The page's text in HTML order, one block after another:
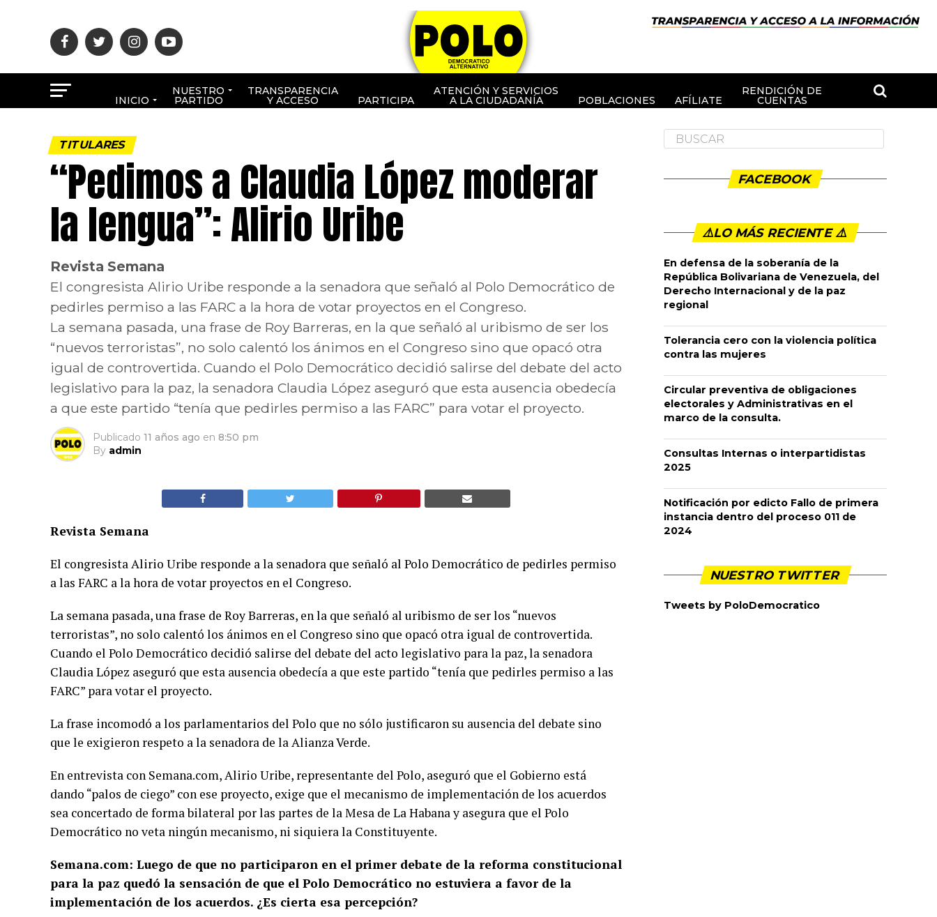
INICIO
NUESTRO
PARTIDO
TRANSPARENCIA
Y ACCESO PARTICIPA
ATENCIÓN Y SERVICIOS
A LA CIUDADANÍA POBLACIONES AFÍLIATE
RENDICIÓN DE
CUENTAS
TITULARES
“Pedimos a Claudia López moderar
la lengua”: Alirio Uribe
Revista Semana
El congresista Alirio Uribe responde a la senadora que señaló al Polo Democrático de
pedirles permiso a las FARC a la hora de votar proyectos en el Congreso.
La semana pasada, una frase de Roy Barreras, en la que señaló al uribismo de ser los
“nuevos terroristas”, no solo calentó los ánimos en el Congreso sino que opacó otra
igual de controvertida. Cuando el Polo Democrático decidió salirse del debate del acto
legislativo para la paz, la senadora Claudia López aseguró que esta ausencia obedecía
a que este partido “tenía que pedirles permiso a las FARC” para votar el proyecto.
Publicado 11 años ago en 8:50 pm
By admin
Revista Semana
El congresista Alirio Uribe responde a la senadora que señaló al Polo Democrático de pedirles permiso
a las FARC a la hora de votar proyectos en el Congreso.
La semana pasada, una frase de Roy Barreras, en la que señaló al uribismo de ser los “nuevos
terroristas”, no solo calentó los ánimos en el Congreso sino que opacó otra igual de controvertida.
Cuando el Polo Democrático decidió salirse del debate del acto legislativo para la paz, la senadora
Claudia López aseguró que esta ausencia obedecía a que este partido “tenía que pedirles permiso a las
FARC” para votar el proyecto.
La frase incomodó a los parlamentarios del Polo que no sólo justificaron su ausencia del debate sino
que le exigieron respeto a la senadora de la Alianza Verde.
En entrevista con Semana.com, Alirio Uribe, representante del Polo, aseguró que el Gobierno está
dando “palos de ciego” con ese proyecto, exige que el mecanismo de implementación de los acuerdos
sea concertado de forma bilateral por las partes de la Mesa de La Habana y asegura que el Polo
Democrático no veta ningún mecanismo, ni siquiera la Constituyente.
Semana.com: Luego de que no participaron en el primer debate de la reforma constitucional
para la paz quedó la sensación de que el Polo Democrático no estuviera a favor de la
implementación de los acuerdos. ¿Es cierta esa percepción?
FACEBOOK
⚠️LO MÁS RECIENTE ⚠️️
En defensa de la soberanía de la
República Bolivariana de Venezuela, del
Derecho Internacional y de la paz
regional
Tolerancia cero con la violencia política
contra las mujeres
Circular preventiva de obligaciones
electorales y Administrativas en el
marco de la consulta.
Consultas Internas o interpartidistas
2025
Notificación por edicto Fallo de primera
instancia dentro del proceso 011 de
2024
NUESTRO TWITTER
Tweets by PoloDemocratico